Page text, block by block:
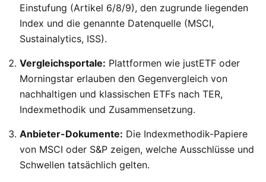
Einstufung (Artikel 6/8/9), den zugrunde liegenden
Index und die genannte Datenquelle (MSCI,
Sustainalytics, ISS).
Vergleichsportale: Plattformen wie justETF oder
Morningstar erlauben den Gegenvergleich von
nachhaltigen und klassischen ETFs nach TER,
Indexmethodik und Zusammensetzung.
Anbieter-Dokumente: Die Indexmethodik-Papiere
von MSCI oder S&P zeigen, welche Ausschlüsse und
Schwellen tatsächlich gelten.